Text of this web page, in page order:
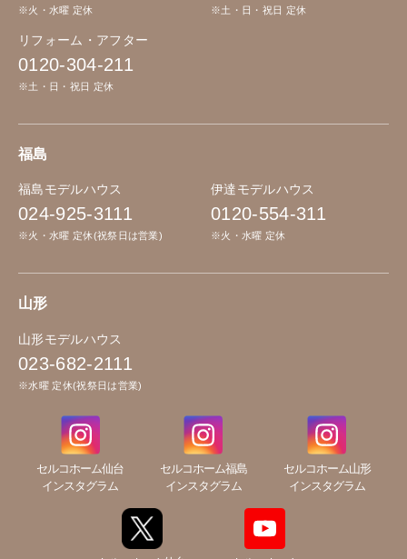
※火・水曜 定休 ※土・日・祝日 定休
リフォーム・アフター
0120-304-211
※土・日・祝日 定休
福島
福島モデルハウス
024-925-3111
※火・水曜 定休(祝祭日は営業)
伊達モデルハウス
0120-554-311
※火・水曜 定休
山形
山形モデルハウス
023-682-2111
※水曜 定休(祝祭日は営業)
セルコホーム仙台
インスタグラム
セルコホーム福島
インスタグラム
セルコホーム山形
インスタグラム